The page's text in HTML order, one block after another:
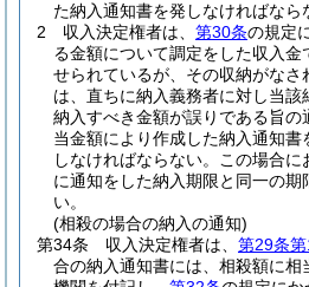
た納入通知書を発しなければなら
2
収入決定権者は、 第30条の規定
る金額について調定をした収入金
せられているが、その収納がなさ
は、直ちに納入義務者に対し当該
納入すべき金額が誤りである旨の
当金額により作成した納入通知
しなければならない。
この場合に
に通知をした納入期限と同一の期
い。
(相殺の場合の納入の通知)
第34条
収入決定権者は、 第29条
合の納入通知書には、相殺額に相